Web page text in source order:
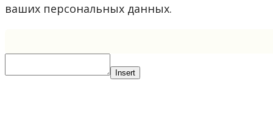
ваших персональных данных.
Insert